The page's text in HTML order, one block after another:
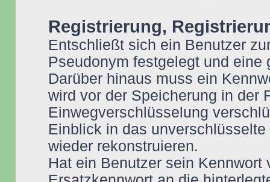
Registrierung,
Entschließt sich ein Benutzer
Pseudonym festgelegt und
Darüber hinaus muss ein
wird vor der Speicherung in der
Einwegverschlüsselung
Einblick in das
wieder rekonstruieren.
Hat ein Benutzer sein